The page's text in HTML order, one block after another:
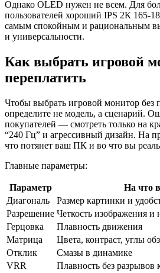
Однако OLED нужен не всем. Для
пользователей хороший IPS 2К 165-
самым спокойным и рациональным
и универсальности.
Как выбрать игровой
переплатить
Чтобы выбрать игровой монитор без
определите не модель, а сценарий.
покупателей — смотреть только на
“240 Гц” и агрессивный дизайн. На
что потянет ваш ПК и во что вы
Главные параметры:
Параметр
На что
Диагональ
Размер картинки и
Разрешение Четкость изображения и
Герцовка
Плавность движения
Матрица
Цвета, контраст, углы
Отклик
Смазы в динамике
VRR
Плавность без разрывов